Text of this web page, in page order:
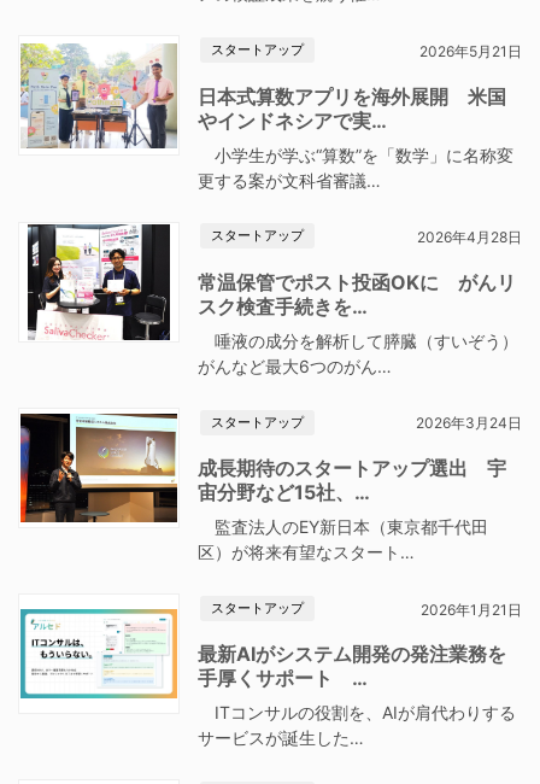
スタートアップ 2026年5月21日
日本式算数アプリを海外展開 米国
やインドネシアで実…
小学生が学ぶ“算数”を「数学」に名称変
更する案が文科省審議…
スタートアップ 2026年4月28日
常温保管でポスト投函OKに がんリ
スク検査手続きを…
唾液の成分を解析して膵臓（すいぞう）
がんなど最大6つのがん…
スタートアップ 2026年3月24日
成長期待のスタートアップ選出 宇
宙分野など15社、…
監査法人のEY新日本（東京都千代田
区）が将来有望なスタート…
スタートアップ 2026年1月21日
最新AIがシステム開発の発注業務を
手厚くサポート …
ITコンサルの役割を、AIが肩代わりする
サービスが誕生した…